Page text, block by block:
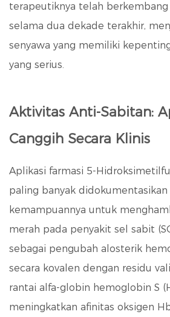
terapeutiknya telah berkembang
selama dua dekade terakhir,
senyawa yang memiliki
yang serius.
Aktivitas Anti-Sabitan:
Canggih Secara Klinis
Aplikasi farmasi 5-
paling banyak didokumentasikan
kemampuannya untuk
merah pada penyakit sel sabit
sebagai pengubah alosterik
secara kovalen dengan residu
rantai alfa-globin hemoglobin S
meningkatkan afinitas oksigen